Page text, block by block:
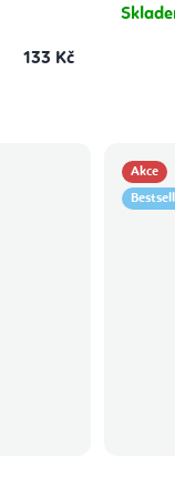
133 Kč
Akce